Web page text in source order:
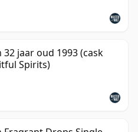
jaar oud 1993 (cask
Spirits)